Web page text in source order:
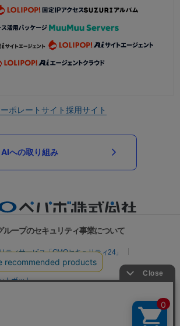
ポレートサイト採用サイト
AIへの取り組み
ループのセキュリティ事業について
ティサービス「GMOセキュリティ24」
サイトリスク診断
トボット
Security）